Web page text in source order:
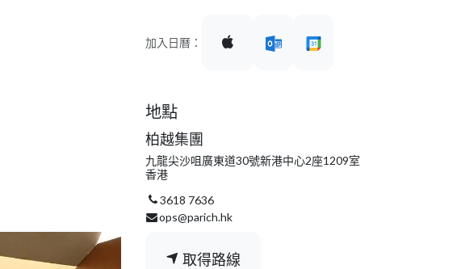
加入日曆：
地點
柏越集團
九龍尖沙咀廣東道30號新港中心2座1209室
香港
3618 7636
ops@parich.hk
取得路線